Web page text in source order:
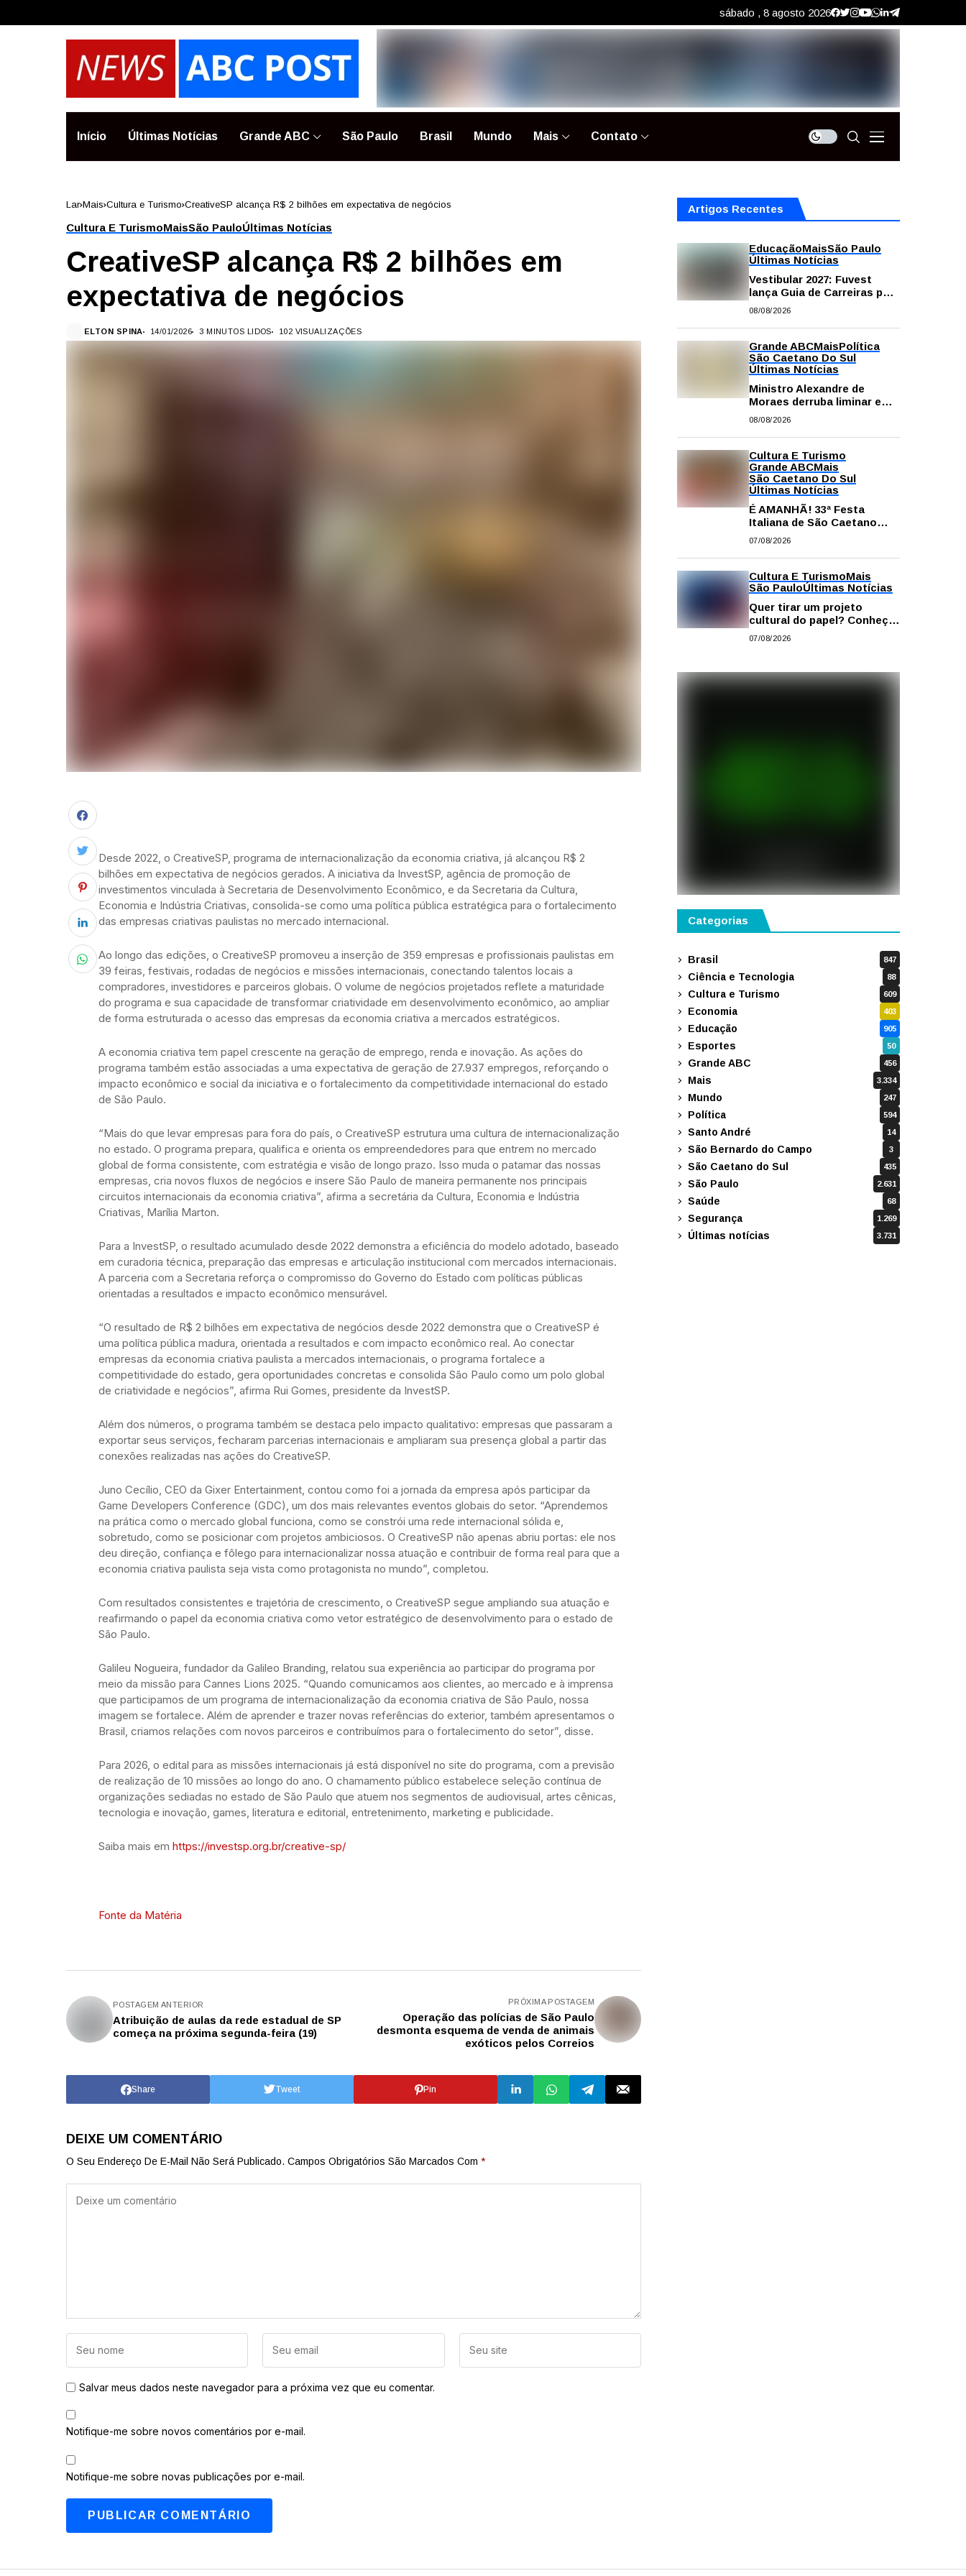
sábado , 8 agosto 2026
Início Últimas Notícias Grande ABC São Paulo Brasil Mundo Mais Contato
Lar Mais Cultura e Turismo CreativeSP alcança R$ 2 bilhões em expectativa de negócios
Cultura E TurismoMaisSão PauloÚltimas Notícias
CreativeSP alcança R$ 2 bilhões em
expectativa de negócios
ELTON SPINA 14/01/2026 3 MINUTOS LIDOS 102 VISUALIZAÇÕES
Desde 2022, o CreativeSP, programa de internacionalização da economia criativa, já alcançou R$ 2
bilhões em expectativa de negócios gerados. A iniciativa da InvestSP, agência de promoção de
investimentos vinculada à Secretaria de Desenvolvimento Econômico, e da Secretaria da Cultura,
Economia e Indústria Criativas, consolida-se como uma política pública estratégica para o fortalecimento
das empresas criativas paulistas no mercado internacional.
Ao longo das edições, o CreativeSP promoveu a inserção de 359 empresas e profissionais paulistas em
39 feiras, festivais, rodadas de negócios e missões internacionais, conectando talentos locais a
compradores, investidores e parceiros globais. O volume de negócios projetados reflete a maturidade
do programa e sua capacidade de transformar criatividade em desenvolvimento econômico, ao ampliar
de forma estruturada o acesso das empresas da economia criativa a mercados estratégicos.
A economia criativa tem papel crescente na geração de emprego, renda e inovação. As ações do
programa também estão associadas a uma expectativa de geração de 27.937 empregos, reforçando o
impacto econômico e social da iniciativa e o fortalecimento da competitividade internacional do estado
de São Paulo.
“Mais do que levar empresas para fora do país, o CreativeSP estrutura uma cultura de internacionalização
no estado. O programa prepara, qualifica e orienta os empreendedores para que entrem no mercado
global de forma consistente, com estratégia e visão de longo prazo. Isso muda o patamar das nossas
empresas, cria novos fluxos de negócios e insere São Paulo de maneira permanente nos principais
circuitos internacionais da economia criativa”, afirma a secretária da Cultura, Economia e Indústria
Criativas, Marília Marton.
Para a InvestSP, o resultado acumulado desde 2022 demonstra a eficiência do modelo adotado, baseado
em curadoria técnica, preparação das empresas e articulação institucional com mercados internacionais.
A parceria com a Secretaria reforça o compromisso do Governo do Estado com políticas públicas
orientadas a resultados e impacto econômico mensurável.
“O resultado de R$ 2 bilhões em expectativa de negócios desde 2022 demonstra que o CreativeSP é
uma política pública madura, orientada a resultados e com impacto econômico real. Ao conectar
empresas da economia criativa paulista a mercados internacionais, o programa fortalece a
competitividade do estado, gera oportunidades concretas e consolida São Paulo como um polo global
de criatividade e negócios”, afirma Rui Gomes, presidente da InvestSP.
Além dos números, o programa também se destaca pelo impacto qualitativo: empresas que passaram a
exportar seus serviços, fecharam parcerias internacionais e ampliaram sua presença global a partir das
conexões realizadas nas ações do CreativeSP.
Juno Cecílio, CEO da Gixer Entertainment, contou como foi a jornada da empresa após participar da
Game Developers Conference (GDC), um dos mais relevantes eventos globais do setor. “Aprendemos
na prática como o mercado global funciona, como se constrói uma rede internacional sólida e,
sobretudo, como se posicionar com projetos ambiciosos. O CreativeSP não apenas abriu portas: ele nos
deu direção, confiança e fôlego para internacionalizar nossa atuação e contribuir de forma real para que a
economia criativa paulista seja vista como protagonista no mundo”, completou.
Com resultados consistentes e trajetória de crescimento, o CreativeSP segue ampliando sua atuação e
reafirmando o papel da economia criativa como vetor estratégico de desenvolvimento para o estado de
São Paulo.
Galileu Nogueira, fundador da Galileo Branding, relatou sua experiência ao participar do programa por
meio da missão para Cannes Lions 2025. “Quando comunicamos aos clientes, ao mercado e à imprensa
que participamos de um programa de internacionalização da economia criativa de São Paulo, nossa
imagem se fortalece. Além de aprender e trazer novas referências do exterior, também apresentamos o
Brasil, criamos relações com novos parceiros e contribuímos para o fortalecimento do setor”, disse.
Para 2026, o edital para as missões internacionais já está disponível no site do programa, com a previsão
de realização de 10 missões ao longo do ano. O chamamento público estabelece seleção contínua de
organizações sediadas no estado de São Paulo que atuem nos segmentos de audiovisual, artes cênicas,
tecnologia e inovação, games, literatura e editorial, entretenimento, marketing e publicidade.
Saiba mais em https://investsp.org.br/creative-sp/
Fonte da Matéria
POSTAGEM ANTERIOR
Atribuição de aulas da rede estadual de SP
começa na próxima segunda-feira (19)
PRÓXIMA POSTAGEM
Operação das polícias de São Paulo
desmonta esquema de venda de animais
exóticos pelos Correios
Share Tweet Pin
DEIXE UM COMENTÁRIO
O Seu Endereço De E-Mail Não Será Publicado. Campos Obrigatórios São Marcados Com *
Salvar meus dados neste navegador para a próxima vez que eu comentar.
Notifique-me sobre novos comentários por e-mail.
Notifique-me sobre novas publicações por e-mail.
Artigos Recentes
EducaçãoMaisSão Paulo
Últimas Notícias
Vestibular 2027: Fuvest
lança Guia de Carreiras para
auxiliar candidatos na
08/08/2026
Grande ABCMaisPolítica
São Caetano Do Sul
Últimas Notícias
Ministro Alexandre de
Moraes derruba liminar e
restabelece andamento de
contra vereador Matheus
Gianello
08/08/2026
Cultura E Turismo
Grande ABCMais
São Caetano Do Sul
Últimas Notícias
É AMANHÃ! 33ª Festa
Italiana de São Caetano
começa neste sábado com
solidariedade
07/08/2026
Cultura E TurismoMais
São PauloÚltimas Notícias
Quer tirar um projeto
cultural do papel? Conheça
os principais editais
07/08/2026
Categorias
Brasil 847
Ciência e Tecnologia 88
Cultura e Turismo 609
Economia 403
Educação 905
Esportes 50
Grande ABC 456
Mais 3.334
Mundo 247
Política 594
Santo André 14
São Bernardo do Campo 3
São Caetano do Sul 435
São Paulo 2.631
Saúde 68
Segurança 1.269
Últimas notícias 3.731